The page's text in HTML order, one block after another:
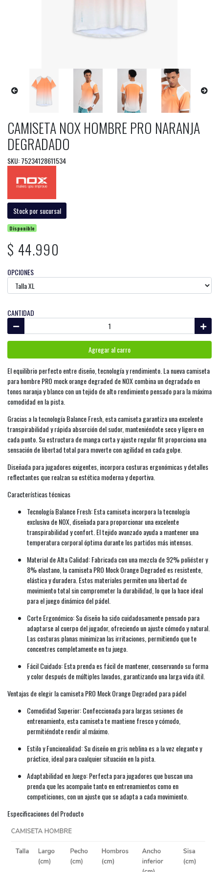
CAMISETA NOX HOMBRE PRO NARANJA
DEGRADADO
SKU: 75234128611534
Stock por sucursal
Disponible
$ 44.990
OPCIONES
CANTIDAD
Agregar al carro
El equilibrio perfecto entre diseño, tecnología y rendimiento. La nueva camiseta
para hombre PRO mock orange degraded de NOX combina un degradado en
tonos naranja y blanco con un tejido de alto rendimiento pensado para la máxima
comodidad en la pista.
Gracias a la tecnología Balance Fresh, esta camiseta garantiza una excelente
transpirabilidad y rápida absorción del sudor, manteniéndote seco y ligero en
cada punto. Su estructura de manga corta y ajuste regular fit proporciona una
sensación de libertad total para moverte con agilidad en cada golpe.
Diseñada para jugadores exigentes, incorpora costuras ergonómicas y detalles
reflectantes que realzan su estética moderna y deportiva.
Características técnicas
Tecnología Balance Fresh: Esta camiseta incorpora la tecnología
exclusiva de NOX, diseñada para proporcionar una excelente
transpirabilidad y confort. El tejido avanzado ayuda a mantener una
temperatura corporal óptima durante los partidos más intensos.
Material de Alta Calidad: Fabricada con una mezcla de 92% poliéster y
8% elastano, la camiseta PRO Mock Orange Degraded es resistente,
elástica y duradera. Estos materiales permiten una libertad de
movimiento total sin comprometer la durabilidad, lo que la hace ideal
para el juego dinámico del pádel.
Corte Ergonómico: Su diseño ha sido cuidadosamente pensado para
adaptarse al cuerpo del jugador, ofreciendo un ajuste cómodo y natural.
Las costuras planas minimizan las irritaciones, permitiendo que te
concentres completamente en tu juego.
Fácil Cuidado: Esta prenda es fácil de mantener, conservando su forma
y color después de múltiples lavados, garantizando una larga vida útil.
Ventajas de elegir la camiseta PRO Mock Orange Degraded para pádel
Comodidad Superior: Confeccionada para largas sesiones de
entrenamiento, esta camiseta te mantiene fresco y cómodo,
permitiéndote rendir al máximo.
Estilo y Funcionalidad: Su diseño en gris neblina es a la vez elegante y
práctico, ideal para cualquier situación en la pista.
Adaptabilidad en Juego: Perfecta para jugadores que buscan una
prenda que les acompañe tanto en entrenamientos como en
competiciones, con un ajuste que se adapta a cada movimiento.
Especificaciones del Producto